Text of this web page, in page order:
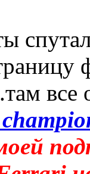
все